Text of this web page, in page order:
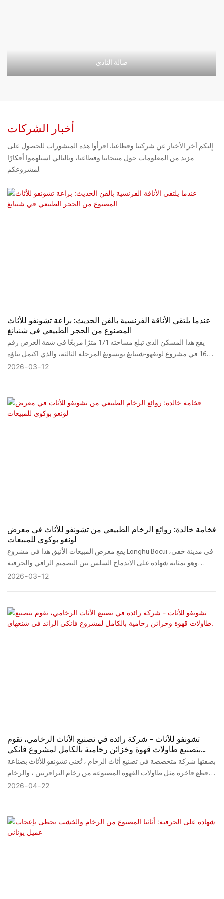
صالة النادي
أخبار الشركات
إليكم آخر الأخبار عن شركتنا وقطاعنا. اقرأوا هذه المنشورات للحصول على
مزيد من المعلومات حول منتجاتنا وقطاعنا، وبالتالي استلهموا أفكارًا
لمشروعكم.
عندما يلتقي الأناقة الفرنسية بالفن الحديث: براعة تشونفو للأثاث
المصنوع من الحجر الطبيعي في شنيانغ
يقع هذا المسكن الذي تبلغ مساحته 171 مترًا مربعًا في شقة العرض رقم
165 في مشروع لونغهو-شنيانغ يونسونغ المرحلة الثالثة، والذي اكتمل بناؤه
في ديسمبر 2025، وهو مزيج متناغم بين الرومانسية الفرنسية والفن
المحدودة، ويتجاوز هذا المكان كونه مجرد مساحة، ليتحول إلى رحلة حسية
2026 03 12
فخامة خالدة: روائع الرخام الطبيعي من تشونفو للأثاث في معرض
لونغو بوكوي للمبيعات
يقع معرض المبيعات الأنيق هذا في مشروع Longhu Bocui في مدينة خفي،
وهو بمثابة شهادة على الاندماج السلس بين التصميم الراقي والحرفية
المصنوعة من الحجر الطبيعي، والذي أبدعته شركة Jiangmen Chunfu
من الرخام الطبيعي الفاخر.
2026 03 12
تشونفو للأثاث - شركة رائدة في تصنيع الأثاث الرخامي، تقوم
بتصنيع طاولات قهوة وخزائن رخامية بالكامل لمشروع فانكي
الرائد في شنغهاي.
بصفتها شركة متخصصة في تصنيع أثاث الرخام ، تُعنى تشونفو للأثاث بصناعة
قطع فاخرة مثل طاولات القهوة المصنوعة من رخام الترافرتين ، والرخام
الطبيعي ، والرخام الكامل ، بالإضافة إلى خزائن التلفزيون الرخامية الأنيقة.
2026 04 22